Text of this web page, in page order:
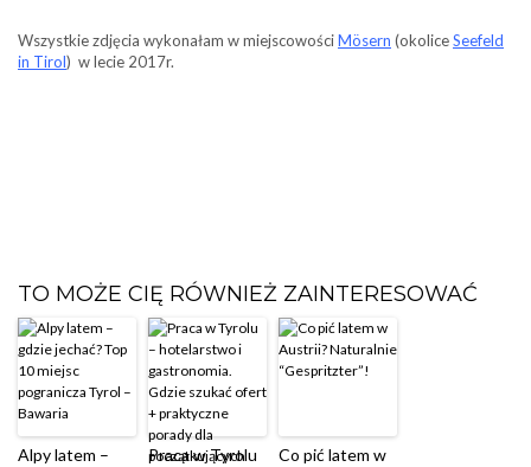
Wszystkie zdjęcia wykonałam w miejscowościMösern (okoliceSeefeld
in Tirol) w lecie 2017r.
TO MOŻE CIĘ RÓWNIEŻ ZAINTERESOWAĆ
Alpy latem –
Praca w Tyrolu
Co pić latem w